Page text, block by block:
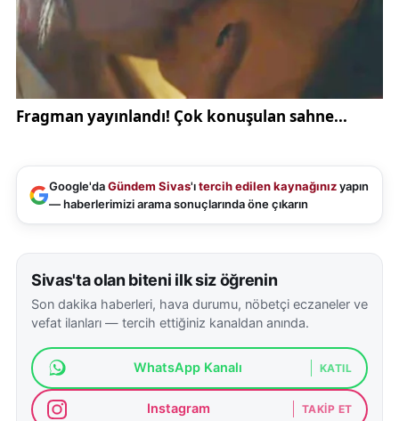
Google'daGündem Sivas'ıtercih edilen kaynağınızyapın
— haberlerimizi arama sonuçlarında öne çıkarın
Sivas'ta olan biteni ilk siz öğrenin
Son dakika haberleri, hava durumu, nöbetçi eczaneler ve
vefat ilanları — tercih ettiğiniz kanaldan anında.
WhatsApp Kanalı KATIL
Instagram TAKIP ET